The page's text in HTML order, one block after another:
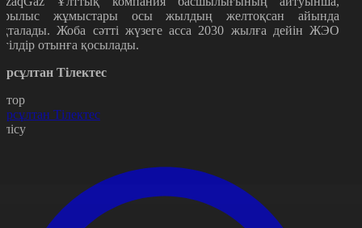
жұмыстары осы жылдың желтоқсан айында
Жоба сәтті жүзеге асса 2030 жылға дейін ЖЭО
отынға қосылады.
Тілектес
Тілектес